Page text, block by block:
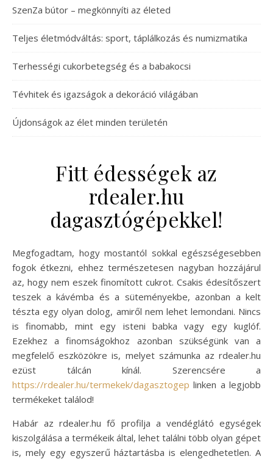
SzenZa bútor – megkönnyíti az életed
Teljes életmódváltás: sport, táplálkozás és numizmatika
Terhességi cukorbetegség és a babakocsi
Tévhitek és igazságok a dekoráció világában
Újdonságok az élet minden területén
Fitt édességek az
rdealer.hu
dagasztógépekkel!
Megfogadtam, hogy mostantól sokkal egészségesebben
fogok étkezni, ehhez természetesen nagyban hozzájárul
az, hogy nem eszek finomított cukrot. Csakis édesítőszert
teszek a kávémba és a süteményekbe, azonban a kelt
tészta egy olyan dolog, amiről nem lehet lemondani. Nincs
is finomabb, mint egy isteni babka vagy egy kuglóf.
Ezekhez a finomságokhoz azonban szükségünk van a
megfelelő eszközökre is, melyet számunka az rdealer.hu
ezüst tálcán kínál. Szerencsére a
https://rdealer.hu/termekek/dagasztogep linken a legjobb
termékeket találod!
Habár az rdealer.hu fő profilja a vendéglátó egységek
kiszolgálása a termékeik által, lehet találni több olyan gépet
is, mely egy egyszerű háztartásba is elengedhetetlen. A